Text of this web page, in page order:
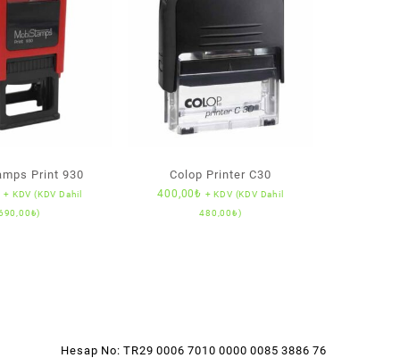
Print 930
+ KDV (KDV Dahil
₺)
Colop Printer C30
400,00₺ + KDV (KDV Dahil
480,00₺)
Hesap No: TR29 0006 7010 0000 0085 3886 76